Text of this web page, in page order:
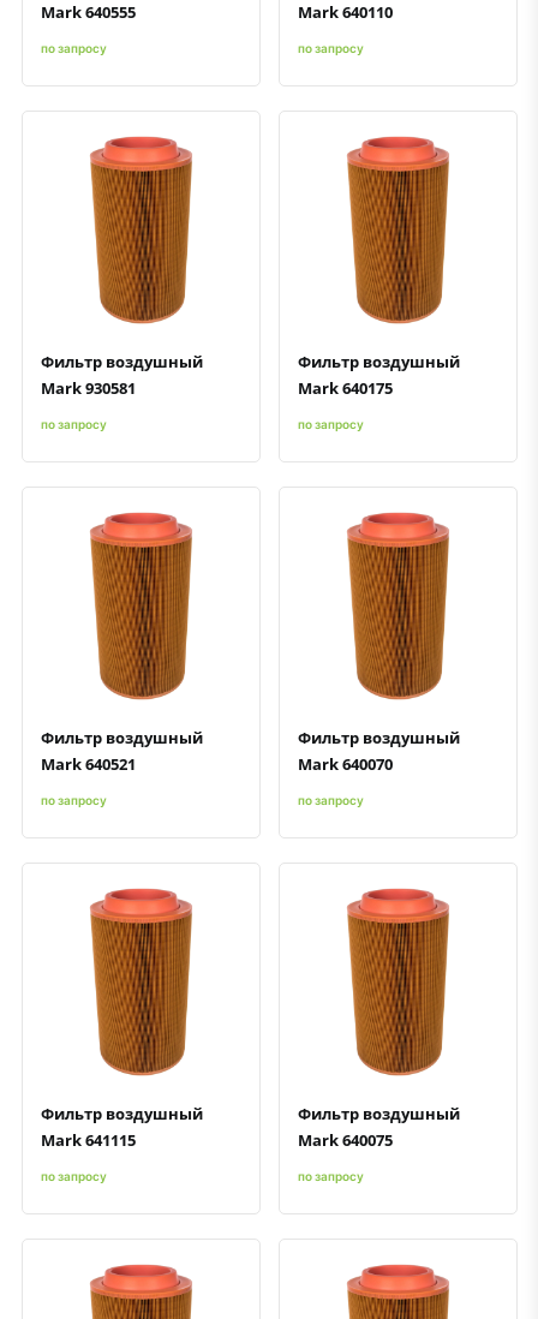
Mark 640555
по запросу
Mark 640110
по запросу
Быстрый просмотрДобавить к сравнению
Добавить в избранное
Фильтр воздушный
Mark 930581
по запросу
Быстрый просмотрДобавить к сравнению
Добавить в избранное
Фильтр воздушный
Mark 640175
по запросу
Быстрый просмотрДобавить к сравнению
Добавить в избранное
Фильтр воздушный
Mark 640521
по запросу
Быстрый просмотрДобавить к сравнению
Добавить в избранное
Фильтр воздушный
Mark 640070
по запросу
Быстрый просмотрДобавить к сравнению
Добавить в избранное
Фильтр воздушный
Mark 641115
по запросу
Быстрый просмотрДобавить к сравнению
Добавить в избранное
Фильтр воздушный
Mark 640075
по запросу